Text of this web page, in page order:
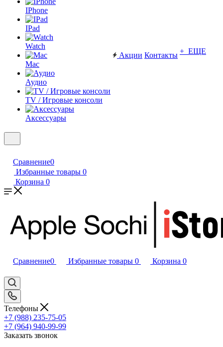
IPhone
IPad
Watch
Mac
Аудио
TV / Игровые консоли
Аксессуары
Акции Контакты + ЕЩЕ
Сравнение0
Избранные товары 0
Корзина 0
Сравнение0 Избранные товары 0 Корзина 0
Телефоны
+7 (988) 235-75-05
+7 (964) 940-99-99
Заказать звонок